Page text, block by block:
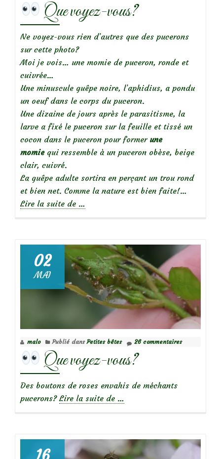
Que voyez-vous?
Ne voyez-vous rien d’autres que des pucerons
sur cette photo?
Moi je vois… une momie de puceron, ronde et
cuivrée…
Une minuscule guêpe noire, l’aphidius, a pondu
un oeuf dans le corps du puceron.
Une dizaine de jours après le parasitisme, la
larve a fixé le puceron sur la feuille et tissé un
cocon dans le puceron pour former une
momie qui ressemble à un puceron obèse, beige
clair, cuivré.
La guêpe adulte sortira en perçant un trou rond
et bien net. Comme la nature est bien faite!…
Lire la suite de à
Que
voyez-
vous?
…
02
MAI
malo Publié dansPetites bêtes 26 commentaires
Que voyez-vous?
Des boutons de roses envahis de méchants
pucerons? Lire la suite de à
…